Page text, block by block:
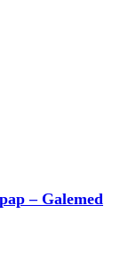
– Galemed